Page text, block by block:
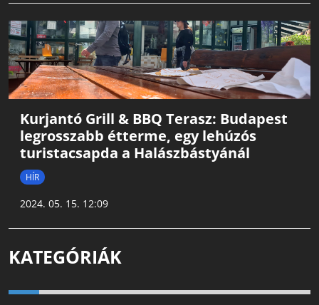
Kurjantó Grill & BBQ Terasz: Budapest
legrosszabb étterme, egy lehúzós
turistacsapda a Halászbástyánál
HÍR
2024. 05. 15. 12:09
KATEGÓRIÁK